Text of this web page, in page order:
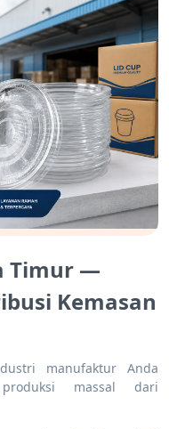
Timur —
Kemasan
manufaktur Anda
massal dari